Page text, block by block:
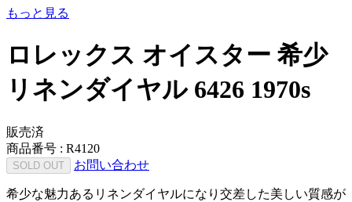
もっと見る
ロレックス オイスター 希少
リネンダイヤル 6426 1970s
販売済
商品番号 : R4120
SOLD OUT お問い合わせ
希少な魅力あるリネンダイヤルになり交差した美しい質感が